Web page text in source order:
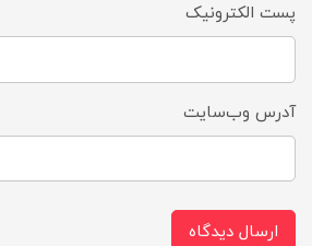
پست الکترونیک
آدرس وب‌سایت
ارسال دیدگاه